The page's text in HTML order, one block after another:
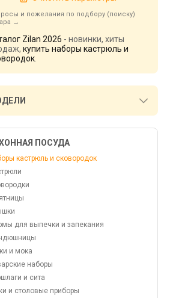
и пожелания по подбору (поиску)
Zilan 2026 - новинки, хиты
купить наборы кастрюль и
ПОСУДА
кастрюль и сковородок
для выпечки и запекания
и мока
наборы
и сита
и столовые приборы